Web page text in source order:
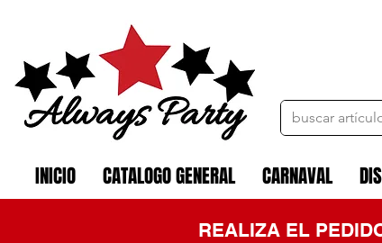
INICIO CATALOGO GENERAL CARNAVAL
REALIZA EL